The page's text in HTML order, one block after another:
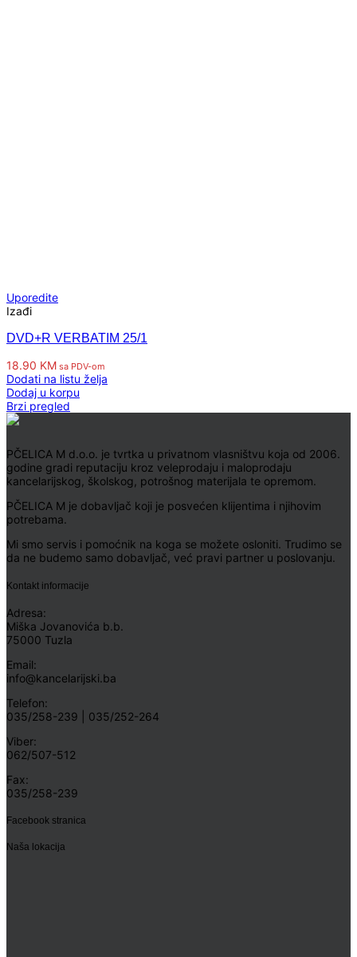
Uporedite
Izađi
DVD+R VERBATIM 25/1
18.90 KM sa PDV-om
Dodati na listu želja
Dodaj u korpu
Brzi pregled
PČELICA M d.o.o. je tvrtka u privatnom vlasništvu koja od 2006.
godine gradi reputaciju kroz veleprodaju i maloprodaju
kancelarijskog, školskog, potrošnog materijala te opremom.
PČELICA M je dobavljač koji je posvećen klijentima i njihovim
potrebama.
Mi smo servis i pomoćnik na koga se možete osloniti. Trudimo se
da ne budemo samo dobavljač, već pravi partner u poslovanju.
Kontakt informacije
Adresa:
Miška Jovanovića b.b.
75000 Tuzla
Email:
info@kancelarijski.ba
Telefon:
035/258-239 | 035/252-264
Viber:
062/507-512
Fax:
035/258-239
Facebook stranica
Naša lokacija